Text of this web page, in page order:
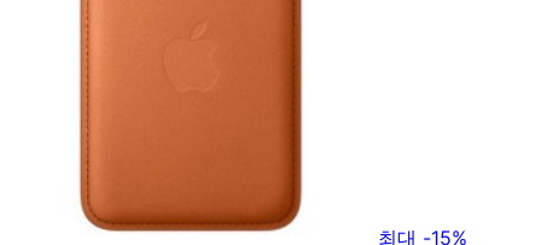
최대 -15%